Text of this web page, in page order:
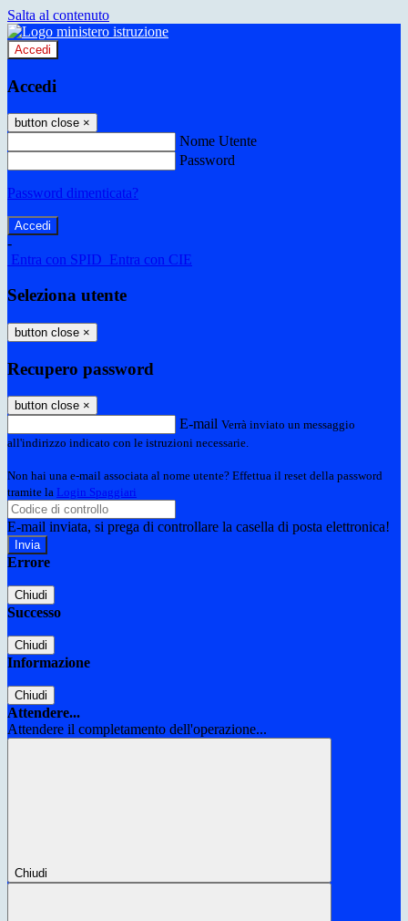
Salta al contenuto
Accedi
Accedi
button close ×
Nome Utente
Password
Password dimenticata?
-
Entra con SPID Entra con CIE
Seleziona utente
button close ×
Recupero password
button close ×
E-mail Verrà inviato un messaggio
all'indirizzo indicato con le istruzioni necessarie.
Non hai una e-mail associata al nome utente? Effettua il reset della password
tramite la Login Spaggiari
E-mail inviata, si prega di controllare la casella di posta elettronica!
Errore
Chiudi
Successo
Chiudi
Informazione
Chiudi
Attendere...
Attendere il completamento dell'operazione...
Chiudi